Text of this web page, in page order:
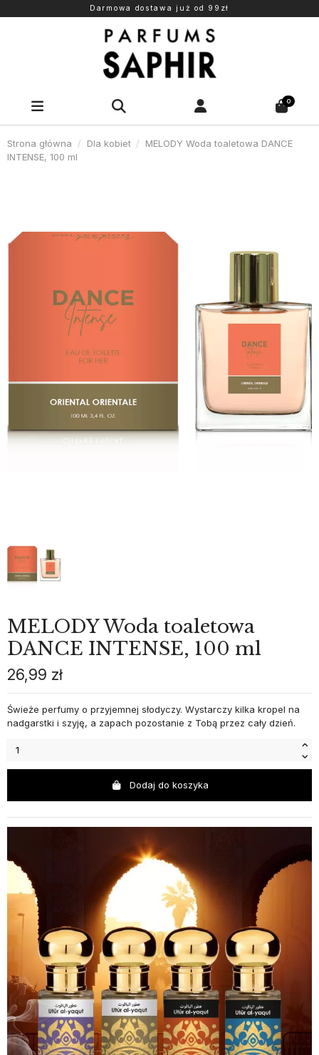
Darmowa dostawa już od 99zł
0
Strona główna Dla kobiet
MELODY Woda toaletowa DANCE
INTENSE, 100 ml
MELODY Woda toaletowa
DANCE INTENSE, 100 ml
26,99 zł
Świeże perfumy o przyjemnej słodyczy. Wystarczy kilka kropel na
nadgarstki i szyję, a zapach pozostanie z Tobą przez cały dzień.
Dodaj do koszyka